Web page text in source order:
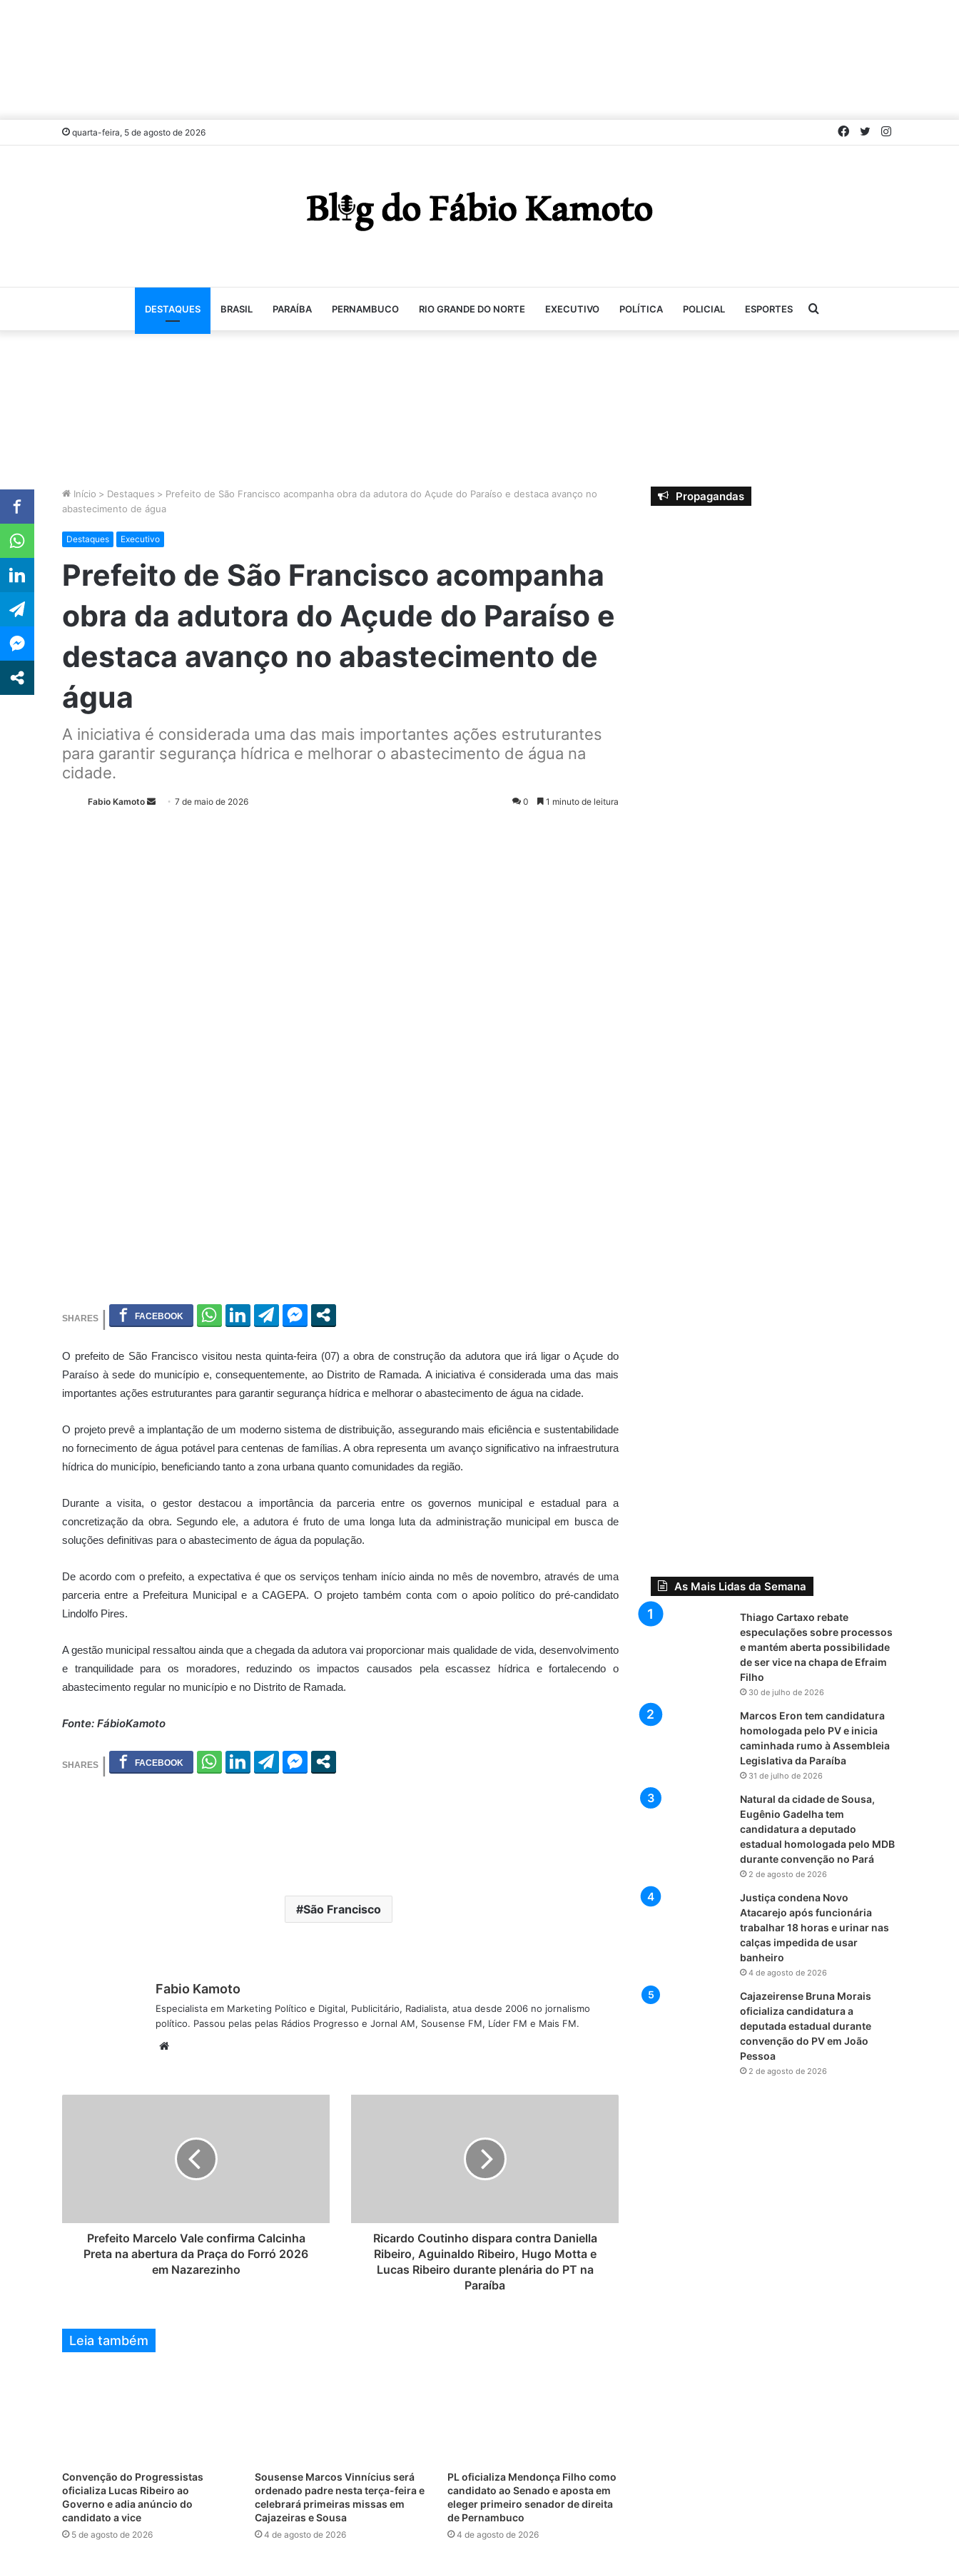
quarta-feira, 5 de agosto de 2026 Twitter
Facebook
DESTAQUES BRASIL PARAÍBA PERNAMBUCO RIO GRANDE DO NORTE EXECUTIVO POLÍTICA POLICIAL ESPORTES Procurar
Início > Destaques > Prefeito de São Francisco acompanha obra da adutora do Açude do Paraíso e destaca avanço no
abastecimento de água
Destaques Executivo
Prefeito de São Francisco acompanha
obra da adutora do Açude do Paraíso e
destaca avanço no abastecimento de
água
A iniciativa é considerada uma das mais importantes ações estruturantes
para garantir segurança hídrica e melhorar o abastecimento de água na
cidade.
Fabio Kamoto 7 de maio de 2026 0 1 minuto de leitura
O prefeito de São Franciscovisitou nesta quinta-feira (07) a obra de construção da adutora que irá ligar o Açude do
Paraíso à sede do município e, consequentemente, ao Distrito de Ramada. A iniciativa é considerada uma das mais
importantes ações estruturantes para garantir segurança hídrica e melhorar o abastecimento de água na cidade.
O projeto prevê a implantação de um moderno sistema de distribuição, assegurando mais eficiência e sustentabilidade
no fornecimento de água potável para centenas de famílias. A obra representa um avanço significativo na infraestrutura
hídrica do município, beneficiando tanto a zona urbana quanto comunidades da região.
Durante a visita, o gestor destacou a importância da parceria entre os governos municipal e estadual para a
concretização da obra. Segundo ele, a adutora é fruto de uma longa luta da administração municipal em busca de
soluções definitivas para o abastecimento de água da população.
De acordo com o prefeito, a expectativa é que os serviços tenham início ainda no mês de novembro, através de uma
parceria entre a Prefeitura Municipal e aCAGEPA. O projeto também conta com o apoio político do pré-candidato
Lindolfo Pires.
A gestão municipal ressaltou ainda que a chegada da adutora vai proporcionar mais qualidade de vida, desenvolvimento
e tranquilidade para os moradores, reduzindo os impactos causados pela escassez hídrica e fortalecendo o
abastecimento regular no município e no Distrito de Ramada.
Fonte: FábioKamoto
São Francisco
Fabio Kamoto
Especialista em Marketing Político e Digital, Publicitário, Radialista, atua desde 2006 no jornalismo
político. Passou pelas pelas Rádios Progresso e Jornal AM, Sousense FM, Líder FM e Mais FM.
s
Prefeito Marcelo Vale confirma Calcinha
Preta na abertura da Praça do Forró 2026
em Nazarezinho
Ricardo Coutinho dispara contra Daniella
Ribeiro, Aguinaldo Ribeiro, Hugo Motta e
Lucas Ribeiro durante plenária do PT na
Paraíba
Leia também
Convenção do Progressistas
oficializa Lucas Ribeiro ao
Governo e adia anúncio do
candidato a vice
5 de agosto de 2026
Sousense Marcos Vinnícius será
ordenado padre nesta terça-feira e
celebrará primeiras missas em
Cajazeiras e Sousa
4 de agosto de 2026
PL oficializa Mendonça Filho como
candidato ao Senado e aposta em
eleger primeiro senador de direita
de Pernambuco
4 de agosto de 2026
Propagandas
As Mais Lidas da Semana
Thiago Cartaxo rebate
especulações sobre processos
e mantém aberta possibilidade
de ser vice na chapa de Efraim
Filho
30 de julho de 2026
Marcos Eron tem candidatura
homologada pelo PV e inicia
caminhada rumo à Assembleia
Legislativa da Paraíba
31 de julho de 2026
Natural da cidade de Sousa,
Eugênio Gadelha tem
candidatura a deputado
estadual homologada pelo MDB
durante convenção no Pará
2 de agosto de 2026
Justiça condena Novo
Atacarejo após funcionária
trabalhar 18 horas e urinar nas
calças impedida de usar
banheiro
4 de agosto de 2026
Cajazeirense Bruna Morais
oficializa candidatura a
deputada estadual durante
convenção do PV em João
Pessoa
2 de agosto de 2026